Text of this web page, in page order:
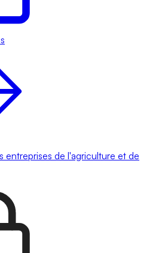
entreprises de l'agriculture et de